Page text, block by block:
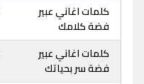
كلمات اغاني عبير
فضة كلامك
كلمات اغاني عبير
فضة سر بحياتك